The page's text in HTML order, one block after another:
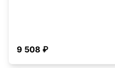
9 508 ₽